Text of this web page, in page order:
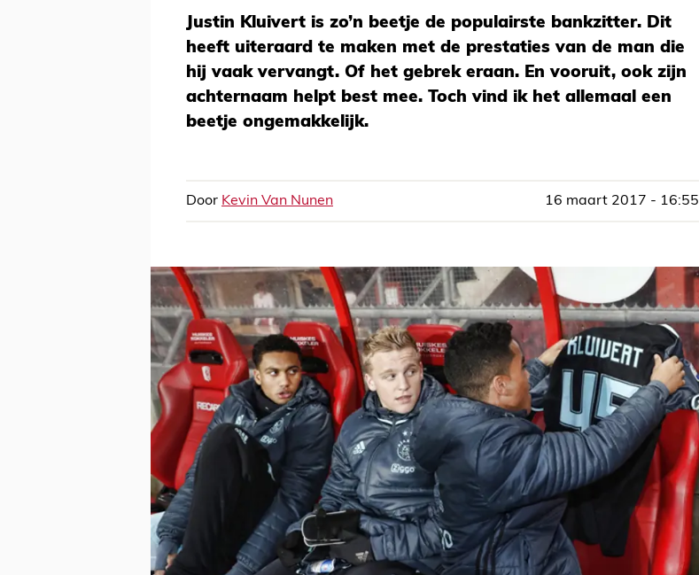
Justin Kluivert is zo’n beetje de populairste bankzitter. Dit
heeft uiteraard te maken met de prestaties van de man die
hij vaak vervangt. Of het gebrek eraan. En vooruit, ook zijn
achternaam helpt best mee. Toch vind ik het allemaal een
beetje ongemakkelijk.
Door Kevin Van Nunen 16 maart 2017 - 16:55